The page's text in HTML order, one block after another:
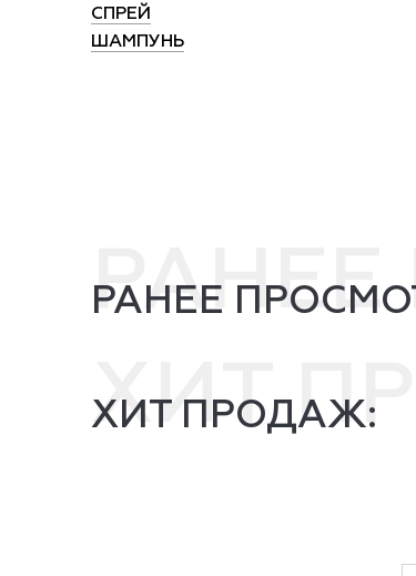
СПРЕЙ
ШАМПУНЬ
РАНЕЕ
ХИТ
ХИТ ПРОДАЖ: